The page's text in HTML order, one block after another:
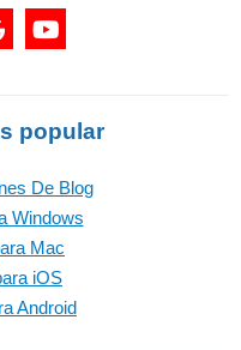
popular
De Blog
Windows
Mac
iOS
Android